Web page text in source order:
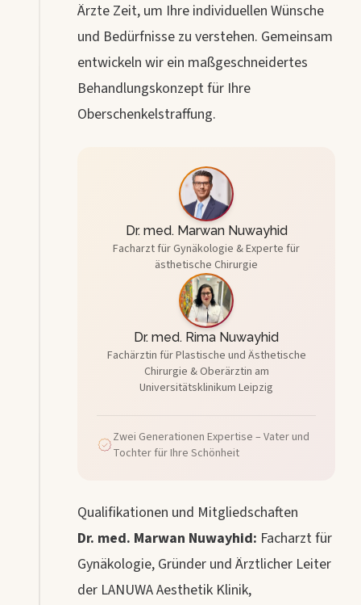
Ärzte Zeit, um Ihre individuellen Wünsche
und Bedürfnisse zu verstehen. Gemeinsam
entwickeln wir ein maßgeschneidertes
Behandlungskonzept für Ihre
Oberschenkelstraffung.
Dr. med. Marwan Nuwayhid
Facharzt für Gynäkologie & Experte für
ästhetische Chirurgie
Dr. med. Rima Nuwayhid
Fachärztin für Plastische und Ästhetische
Chirurgie & Oberärztin am
Universitätsklinikum Leipzig
Zwei Generationen Expertise – Vater und
Tochter für Ihre Schönheit
Qualifikationen und Mitgliedschaften
Dr. med. Marwan Nuwayhid: Facharzt für
Gynäkologie, Gründer und Ärztlicher Leiter
der LANUWA Aesthetik Klinik,